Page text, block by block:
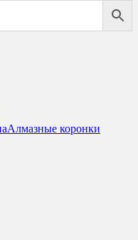
Алмазные коронки